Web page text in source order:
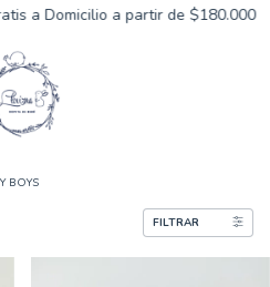
a partir de $180.000 15% Off
BOYS
FILTRAR